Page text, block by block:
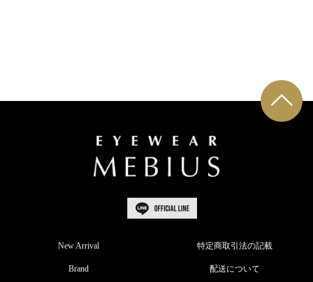
New Arrival
Brand
特定商取引法の記載
配送について